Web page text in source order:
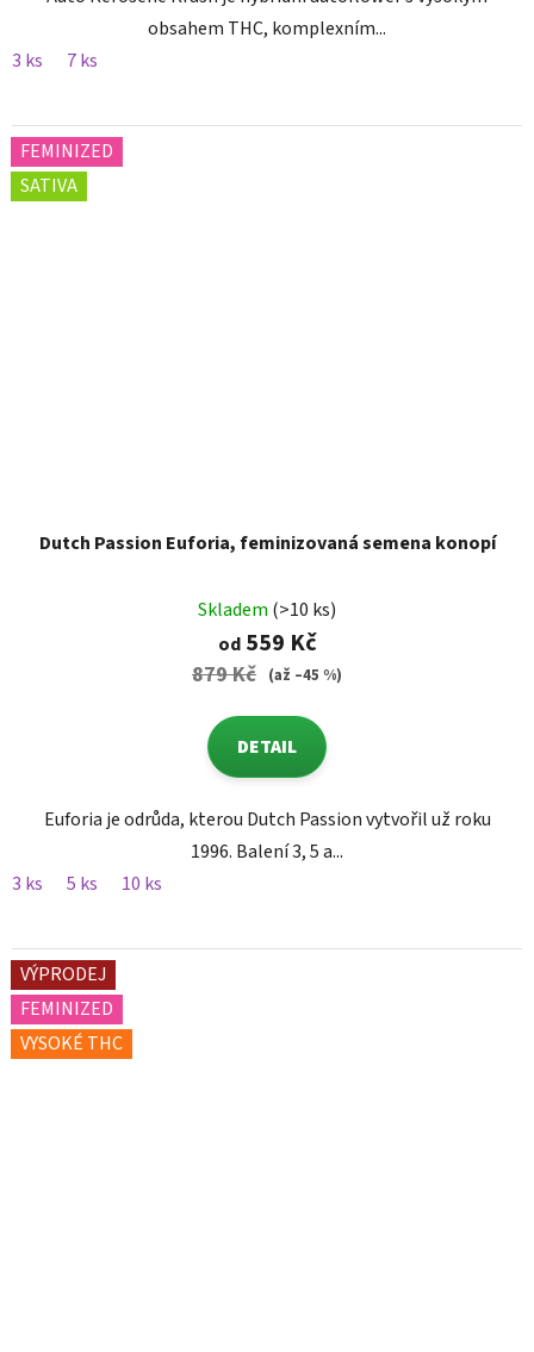
obsahem THC, komplexním...
3 ks
7 ks
FEMINIZED
SATIVA
Dutch Passion Euforia, feminizovaná semena konopí
Skladem (>10 ks)
od559 Kč
879 Kč (až –45 %)
DETAIL
Euforia je odrůda, kterou Dutch Passion vytvořil už roku
1996. Balení 3, 5 a...
3 ks
5 ks 10 ks
VÝPRODEJ
FEMINIZED
VYSOKÉ THC